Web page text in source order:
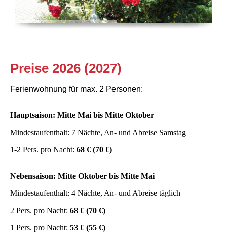
Preise 2026 (2027)
Ferienwohnung für max. 2 Personen:
Hauptsaison: Mitte Mai bis Mitte Oktober
Mindestaufenthalt: 7 Nächte, An- und Abreise Samstag
1-2 Pers. pro Nacht: 68 € (70 €)
Nebensaison: Mitte Oktober bis Mitte Mai
Mindestaufenthalt: 4 Nächte, An- und Abreise täglich
2 Pers. pro Nacht: 68 € (70 €)
1 Pers. pro Nacht: 53 € (55 €)